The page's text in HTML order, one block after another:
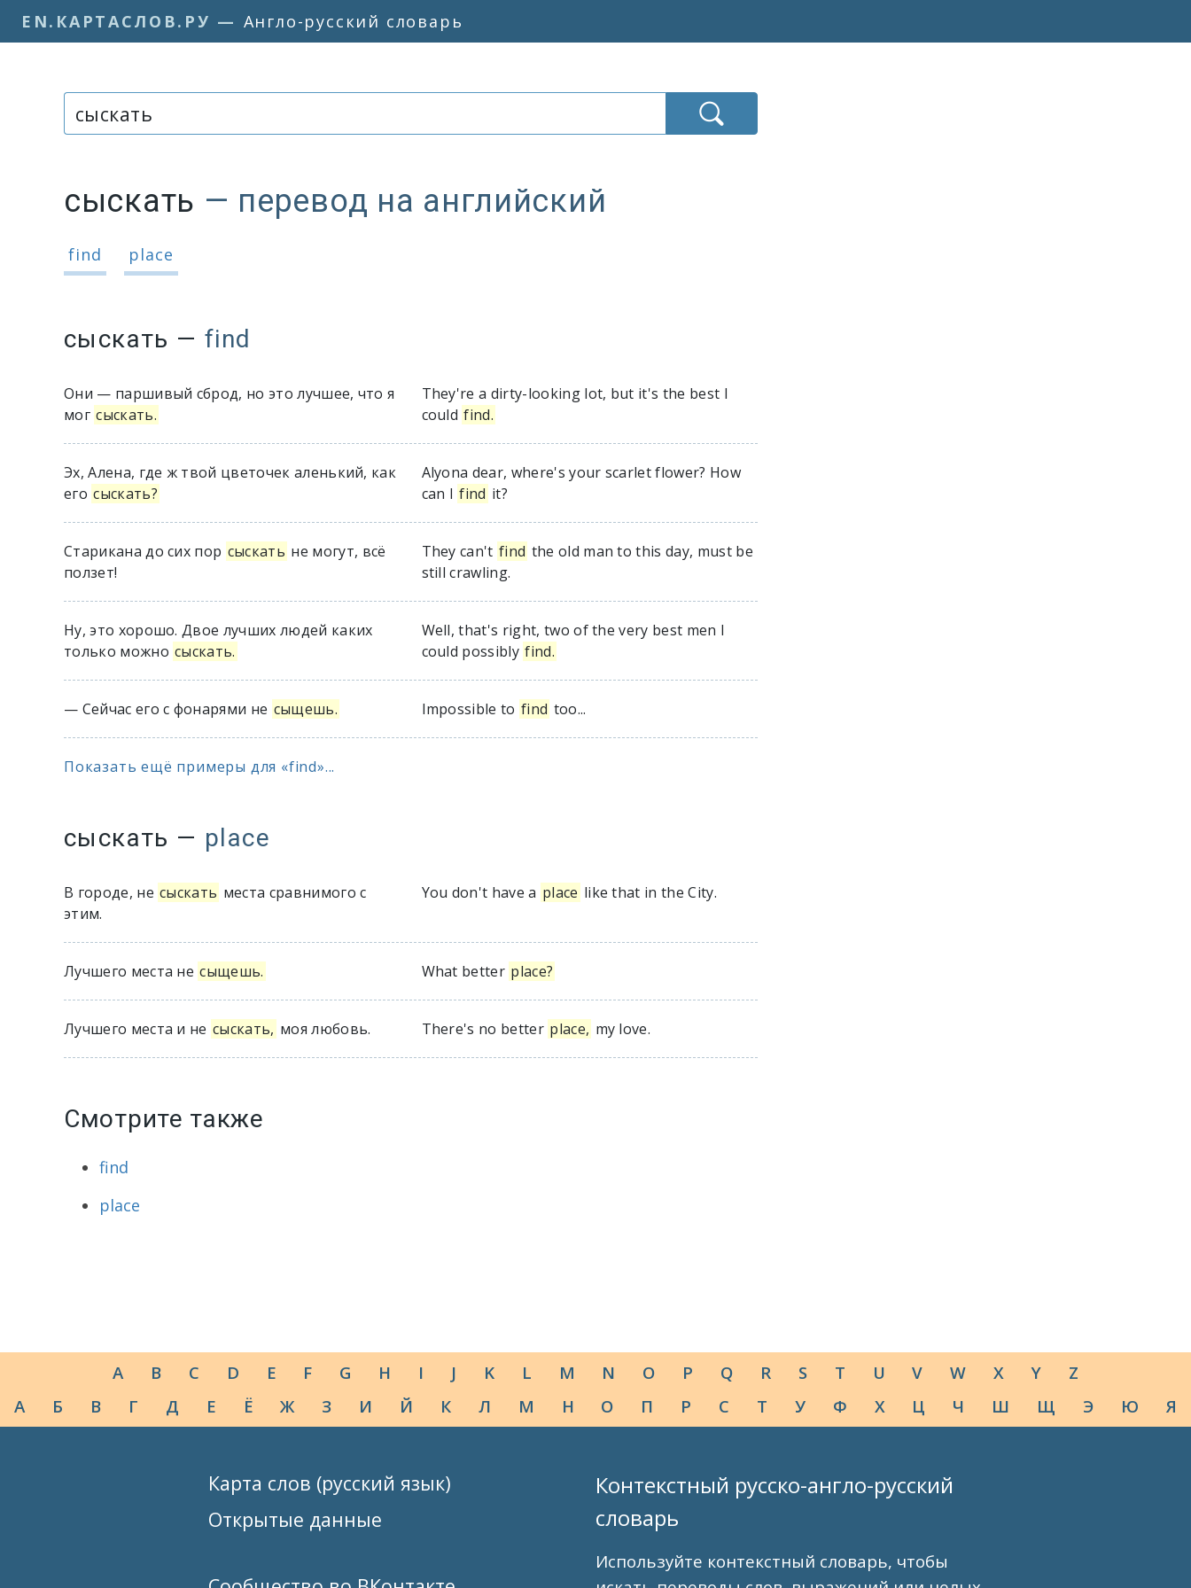
EN.КАРТАСЛОВ.РУ — Англо-русский словарь
сыскать — перевод на английский
Варианты перевода слова «сыскать»
find place
сыскать —find
Они — паршивый сброд, но это лучшее, что я
мог сыскать.
They're a dirty-looking lot, but it's the best I
could find.
Эх, Алена, где ж твой цветочек аленький, как
его сыскать?
Alyona dear, where's your scarlet flower? How
can I find it?
Старикана до сих пор сыскать не могут, всё
ползет!
They can't find the old man to this day, must be
still crawling.
Ну, это хорошо. Двое лучших людей каких
только можно сыскать.
Well, that's right, two of the very best men I
could possibly find.
— Сейчас его с фонарями не сыщешь. Impossible to find too...
Показать ещё примеры для «find»...
сыскать — place
В городе, не сыскать места сравнимого с
этим.
You don't have a place like that in the City.
Лучшего места не сыщешь. What better place?
Лучшего места и не сыскать, моя любовь. There's no better place, my love.
Смотрите также
find
place
A B C D E F G H I J K L M N O P Q R S T U V W X Y
Z
А
Б В Г Д Е Ё Ж З И Й К Л М Н О П Р С Т У Ф Х Ц Ч Ш Щ Э Ю Я
Карта слов (русский язык)
Открытые данные
Контекстный русско-англо-русский
словарь
Используйте контекстный словарь, чтобы